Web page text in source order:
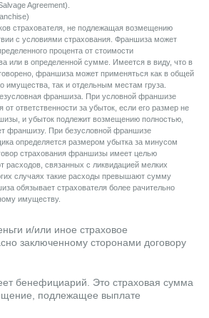
Agreement).
страхователя, не подлежащая возмещению
с условиями страхования. Франшиза может
процента от стоимости
или в определенной сумме. Имеется в виду, что в
франшиза может применяться как в общей
имущества, так и отдельным местам груза.
франшиза. При условной франшизе
ответственности за убыток, если его размер не
и убыток подлежит возмещению полностью,
франшизу. При безусловной франшизе
определяется размером убытка за минусом
страхования франшизы имеет целью
расходов, связанных с ликвидацией мелких
случаях такие расходы превышают сумму
обязывает страхователя более рачительно
имуществу.
и/или иное страховое
заключенному сторонами договору
бенефициарий. Это страховая сумма
подлежащее выплате